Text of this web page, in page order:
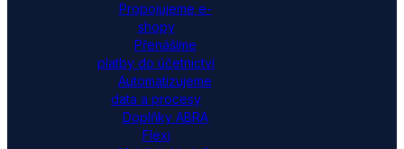
Propojujeme e-
shopy
Přenášíme
platby do účetnictví
Automatizujeme
data a procesy
Doplňky ABRA
Flexi